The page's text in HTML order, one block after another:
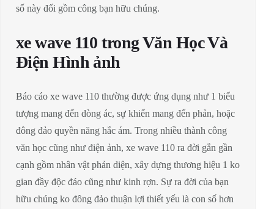
số này đối gồm công bạn hữu chúng.
xe wave 110 trong Văn Học Và
Điện Hình ảnh
Báo cáo xe wave 110 thường được ứng dụng như 1 biểu
tượng mang đến dòng ác, sự khiến mang đến phản, hoặc
đông đảo quyền năng hắc ám. Trong nhiều thành công
văn học cũng như điện ảnh, xe wave 110 ra đời gắn gần
cạnh gồm nhân vật phản diện, xây dựng thương hiệu 1 ko
gian đầy độc đáo cũng như kinh rợn. Sự ra đời của bạn
hữu chúng ko đông đảo thuận lợi thiết yếu là con số hơn